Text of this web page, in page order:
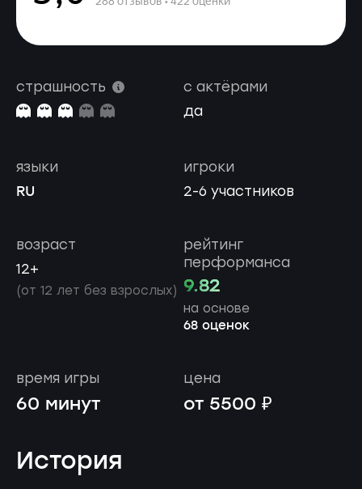
страшность
с актёрами
да
игроки
2-6 участников
языки
RU
возраст
12+
(от 12 лет без взрослых)
рейтинг
перформанса
9.82
на основе
68 оценок
время игры
60 минут
цена
от 5500 ₽
История